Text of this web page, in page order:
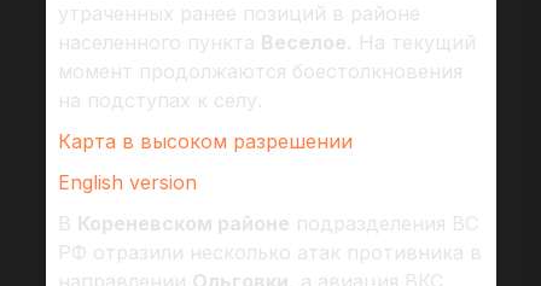
утраченных ранее позиций в районе
населенного пункта Веселое. На текущий
момент продолжаются боестолкновения
на подступах к селу.
Карта в высоком разрешении
English version
В Кореневском районе подразделения ВС
РФ отразили несколько атак противника в